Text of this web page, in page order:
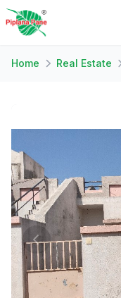
Home Real Estate